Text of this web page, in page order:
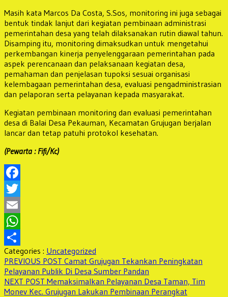
Masih kata Marcos Da Costa, S.Sos, monitoring ini juga sebagai
bentuk tindak lanjut dari kegiatan pembinaan administrasi
pemerintahan desa yang telah dilaksanakan rutin diawal tahun.
Disamping itu, monitoring dimaksudkan untuk mengetahui
perkembangan kinerja penyelenggaraan pemerintahan pada
aspek perencanaan dan pelaksanaan kegiatan desa,
pemahaman dan penjelasan tupoksi sesuai organisasi
kelembagaan pemerintahan desa, evaluasi pengadministrasian
dan pelaporan serta pelayanan kepada masyarakat.
Kegiatan pembinaan monitoring dan evaluasi pemerintahan
desa di Balai Desa Pekauman, Kecamatan Grujugan berjalan
lancar dan tetap patuhi protokol kesehatan.
(Pewarta : Fifi/Kc)
Facebook
Twitter
Email
WhatsApp
Share
Categories : Uncategorized
Navigasi
pos
PREVIOUS POST Previous
post:
Camat Grujugan Tekankan Peningkatan
Pelayanan Publik Di Desa Sumber Pandan
NEXT POST Next
post:
Memaksimalkan Pelayanan Desa Taman, Tim
Monev Kec. Grujugan Lakukan Pembinaan Perangkat